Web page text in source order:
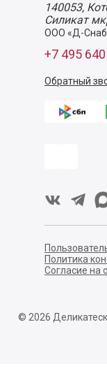
140053,
Силикат
ООО «Д-
+7 495
Обратный
Политика
Согласие на
© 2026